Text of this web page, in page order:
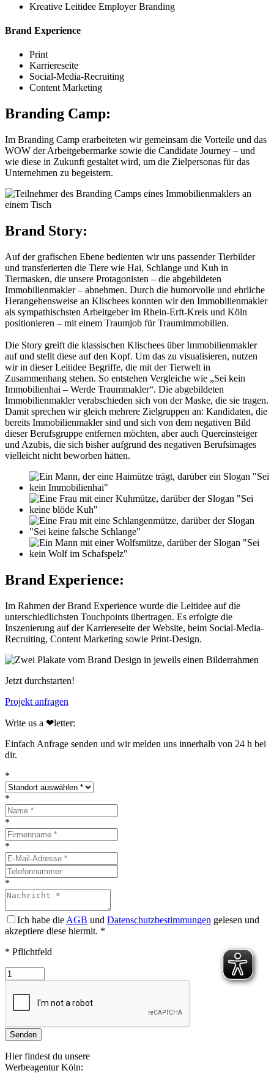
Kreative Leitidee Employer Branding
Brand Experience
Print
Karriereseite
Social-Media-Recruiting
Content Marketing
Branding Camp:
Im Branding Camp erarbeiteten wir gemeinsam die Vorteile und das
WOW der Arbeitgebermarke sowie die Candidate Journey – und
wie diese in Zukunft gestaltet wird, um die Zielpersonas für das
Unternehmen zu begeistern.
Brand Story:
Auf der grafischen Ebene bedienten wir uns passender Tierbilder
und transferierten die Tiere wie Hai, Schlange und Kuh in
Tiermasken, die unsere Protagonisten – die abgebildeten
Immobilienmakler – abnehmen. Durch die humorvolle und ehrliche
Herangehensweise an Klischees konnten wir den Immobilienmakler
als sympathischsten Arbeitgeber im Rhein-Erft-Kreis und Köln
positionieren – mit einem Traumjob für Traumimmobilien.
Die Story greift die klassischen Klischees über Immobilienmakler
auf und stellt diese auf den Kopf. Um das zu visualisieren, nutzen
wir in dieser Leitidee Begriffe, die mit der Tierwelt in
Zusammenhang stehen. So entstehen Vergleiche wie „Sei kein
Immobilienhai – Werde Traummakler“. Die abgebildeten
Immobilienmakler verabschieden sich von der Maske, die sie tragen.
Damit sprechen wir gleich mehrere Zielgruppen an: Kandidaten, die
bereits Immobilienmakler sind und sich von dem negativen Bild
dieser Berufsgruppe entfernen möchten, aber auch Quereinsteiger
und Azubis, die sich bisher aufgrund des negativen Berufsimages
vielleicht nicht beworben hätten.
Brand Experience:
Im Rahmen der Brand Experience wurde die Leitidee auf die
unterschiedlichsten Touchpoints übertragen. Es erfolgte die
Inszenierung auf der Karriereseite der Website, beim Social-Media-
Recruiting, Content Marketing sowie Print-Design.
Jetzt durchstarten!
Projekt anfragen
Write us a ❤︎letter:
Einfach Anfrage senden und wir melden uns innerhalb von 24 h bei
dir.
*
*
*
*
*
Ich habe die AGB und Datenschutzbestimmungen gelesen und
akzeptiere diese hiermit. *
* Pflichtfeld
Senden
Hier findest du unsere
Werbeagentur Köln: